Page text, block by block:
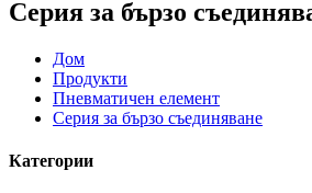
Серия за бързо
Дом
Продукти
Пневматичен елемент
Серия за бързо съединяване
Категории